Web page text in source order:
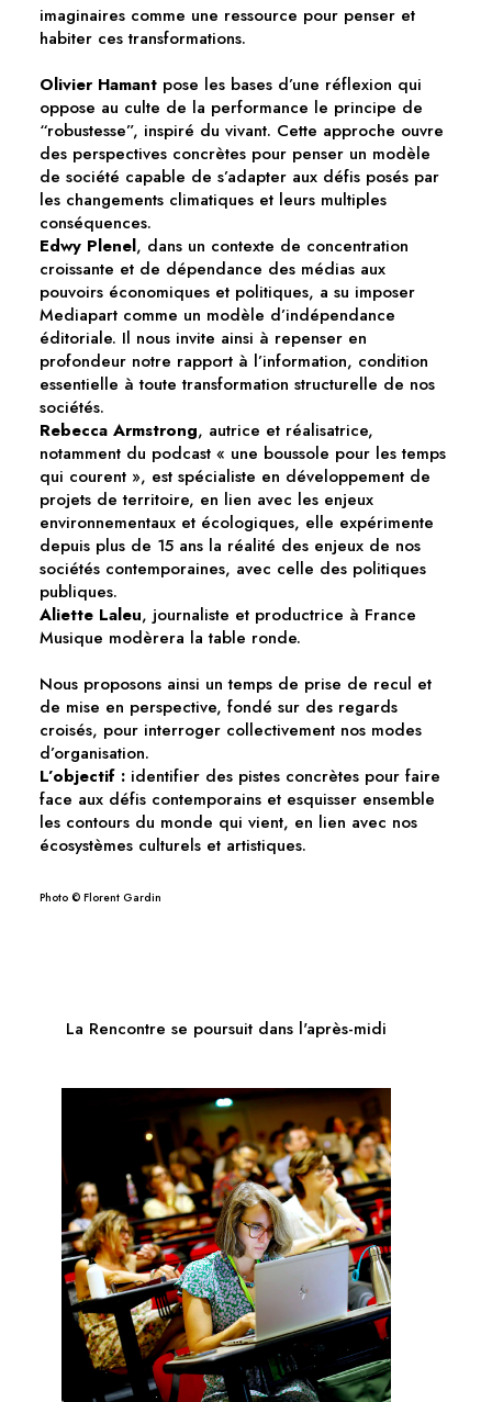
imaginaires comme une ressource pour penser et
habiter ces transformations.
Olivier Hamant pose les bases d’une réflexion qui
oppose au culte de la performance le principe de
“robustesse”, inspiré du vivant. Cette approche ouvre
des perspectives concrètes pour penser un modèle
de société capable de s’adapter aux défis posés par
les changements climatiques et leurs multiples
conséquences.
Edwy Plenel, dans un contexte de concentration
croissante et de dépendance des médias aux
pouvoirs économiques et politiques, a su imposer
Mediapart comme un modèle d’indépendance
éditoriale. Il nous invite ainsi à repenser en
profondeur notre rapport à l’information, condition
essentielle à toute transformation structurelle de nos
sociétés.
Rebecca Armstrong, autrice et réalisatrice,
notamment du podcast « une boussole pour les temps
qui courent », est spécialiste en développement de
projets de territoire, en lien avec les enjeux
environnementaux et écologiques, elle expérimente
depuis plus de 15 ans la réalité des enjeux de nos
sociétés contemporaines, avec celle des politiques
publiques.
Aliette Laleu, journaliste et productrice à France
Musique modèrera la table ronde.
Nous proposons ainsi un temps de prise de recul et
de mise en perspective, fondé sur des regards
croisés, pour interroger collectivement nos modes
d’organisation.
L’objectif : identifier des pistes concrètes pour faire
face aux défis contemporains et esquisser ensemble
les contours du monde qui vient, en lien avec nos
écosystèmes culturels et artistiques.
Photo © Florent Gardin
La Rencontre se poursuit dans l'après-midi